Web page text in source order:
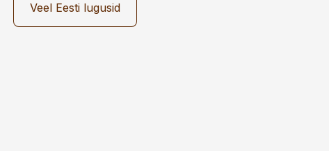
Veel Eesti lugusid